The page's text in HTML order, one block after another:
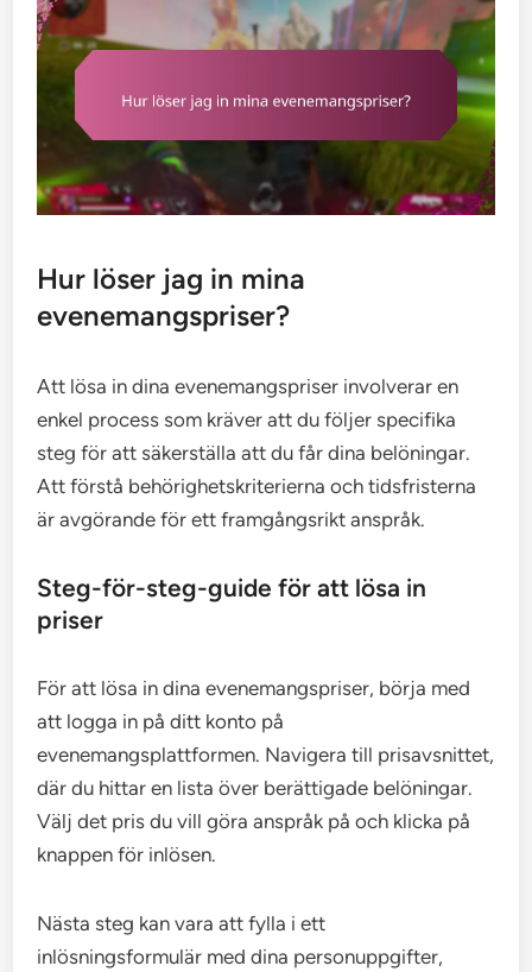
Hur löser jag in mina
evenemangspriser?
Att lösa in dina evenemangspriser involverar en
enkel process som kräver att du följer specifika
steg för att säkerställa att du får dina belöningar.
Att förstå behörighetskriterierna och tidsfristerna
är avgörande för ett framgångsrikt anspråk.
Steg-för-steg-guide för att lösa in
priser
För att lösa in dina evenemangspriser, börja med
att logga in på ditt konto på
evenemangsplattformen. Navigera till prisavsnittet,
där du hittar en lista över berättigade belöningar.
Välj det pris du vill göra anspråk på och klicka på
knappen för inlösen.
Nästa steg kan vara att fylla i ett
inlösningsformulär med dina personuppgifter,